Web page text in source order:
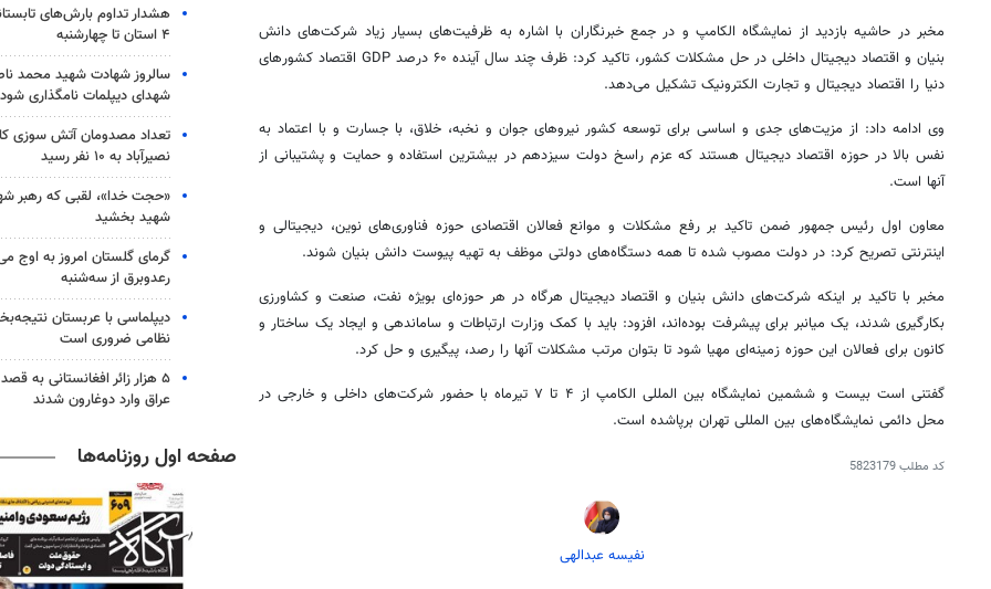
مخبر در حاشیه بازدید از نمایشگاه الکامپ و در جمع خبرنگاران با اشاره به ظرفیت‌های بسیار زیاد شرکت‌های دانش
بنیان و اقتصاد دیجیتال داخلی در حل مشکلات کشور، تاکید کرد: ظرف چند سال آینده ۶۰ درصد GDP اقتصاد کشورهای
دنیا را اقتصاد دیجیتال و تجارت الکترونیک تشکیل می‌دهد.
وی ادامه داد: از مزیت‌های جدی و اساسی برای توسعه کشور نیروهای جوان و نخبه، خلاق، با جسارت و با اعتماد به
نفس بالا در حوزه اقتصاد دیجیتال هستند که عزم راسخ دولت سیزدهم در بیشترین استفاده و حمایت و پشتیبانی از
آنها است.
معاون اول رئیس جمهور ضمن تاکید بر رفع مشکلات و موانع فعالان اقتصادی حوزه فناوری‌های نوین، دیجیتالی و
اینترنتی تصریح کرد: در دولت مصوب شده تا همه دستگاه‌های دولتی موظف به تهیه پیوست دانش بنیان شوند.
مخبر با تاکید بر اینکه شرکت‌های دانش بنیان و اقتصاد دیجیتال هرگاه در هر حوزه‌ای بویژه نفت، صنعت و کشاورزی
بکارگیری شدند، یک میانبر برای پیشرفت بوده‌اند، افزود: باید با کمک وزارت ارتباطات و ساماندهی و ایجاد یک ساختار و
کانون برای فعالان این حوزه زمینه‌ای مهیا شود تا بتوان مرتب مشکلات آنها را رصد، پیگیری و حل کرد.
گفتنی است بیست و ششمین نمایشگاه بین المللی الکامپ از ۴ تا ۷ تیرماه با حضور شرکت‌های داخلی و خارجی در
محل دائمی نمایشگاه‌های بین المللی تهران برپاشده است.
کد مطلب5823179
نفیسه عبدالهی
هشدار تداوم بارش‌های
۴ استان تا چهارشنبه
سالروز شهادت شهید محمد
شهدای دیپلمات نامگذاری شود
تعداد مصدومان آتش سوزی
نصیرآباد به ۱۰ نفر رسید
«حجت خدا»، لقبی که رهبر
شهید بخشید
گرمای گلستان امروز به اوج
رعدوبرق از سه‌شنبه
دیپلماسی با عربستان
نظامی ضروری است
۵ هزار زائر افغانستانی به
عراق وارد دوغارون شدند
صفحه اول روزنامه‌ها